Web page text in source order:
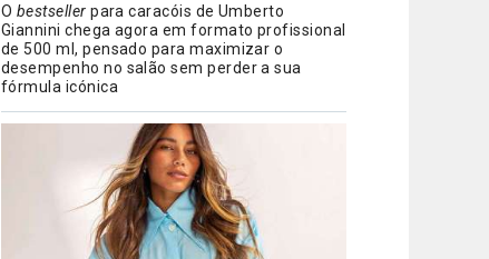
O bestseller para caracóis de Umberto
Giannini chega agora em formato profissional
de 500 ml, pensado para maximizar o
desempenho no salão sem perder a sua
fórmula icónica